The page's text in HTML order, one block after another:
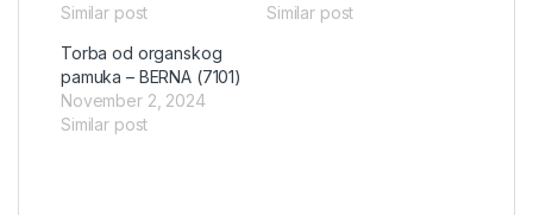
Similar post
Similar post
Torba od organskog
pamuka – BERNA (7101)
November 2, 2024
Similar post